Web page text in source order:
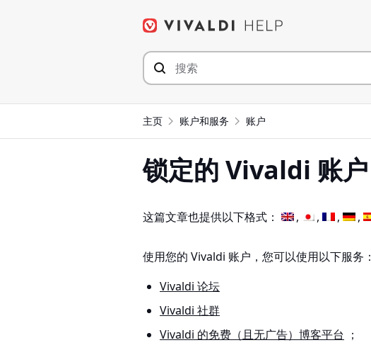
主页 账户和服务 账户
锁定的 Vivaldi 账户
这篇文章也提供以下格式：
使用您的 Vivaldi 账户，您可以使用以下服务：
Vivaldi 论坛
Vivaldi 社群
Vivaldi 的免费（且无广告）博客平台 ；